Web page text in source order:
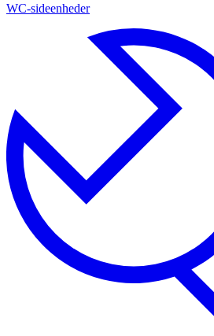
WC-sideenheder